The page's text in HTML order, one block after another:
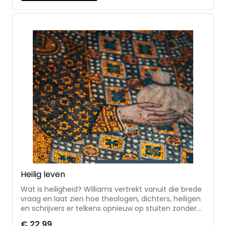
ingeleid, vertaald en geannoteerd door classicus
Chris Dijkhuis * met duidingen hoe we de
lezen en begrijpen Chris Dijkhuis (1940) studeerde
klassieke taal- en letterkunde aan de Universiteit
van Amsterdam en werkte in het middelbaar
onderwijs. Eerder vertaalde hij De civitate Dei (De
stad van God) van Augustinus.
Heilig leven
Wat is heiligheid? Williams vertrekt vanuit die brede
vraag en laat zien hoe theologen, dichters, heiligen
en schrijvers er telkens opnieuw op stuiten zonder